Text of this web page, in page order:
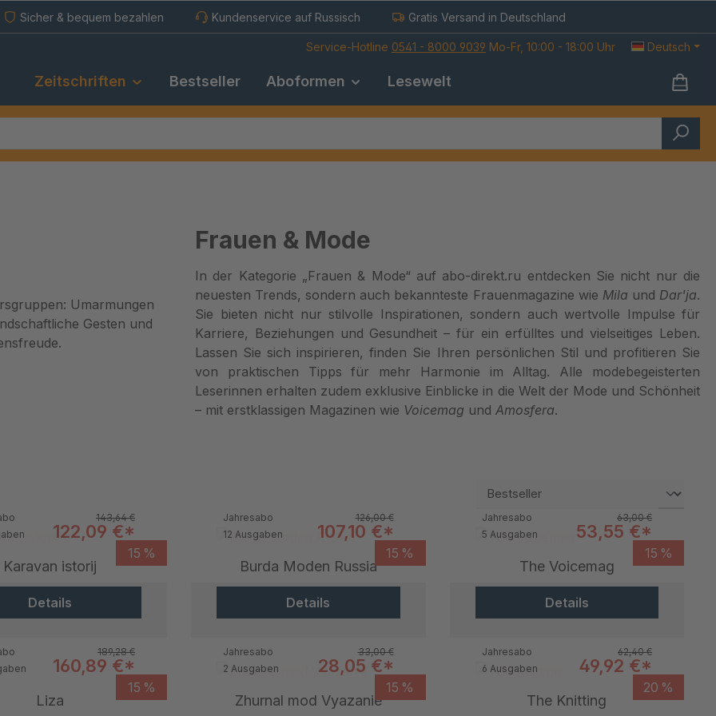
Sicher & bequem bezahlen Kundenservice auf Russisch Gratis Versand in Deutschland
Service-Hotline 0541 - 8000 9039 Mo-Fr, 10:00 - 18:00 Uhr Deutsch
Zeitschriften Bestseller Aboformen Lesewelt
Frauen & Mode
In der Kategorie „Frauen & Mode“ auf abo-direkt.ru entdecken Sie nicht nur die
neuesten Trends, sondern auch bekannteste Frauenmagazine wie Mila und Dar'ja.
Sie bieten nicht nur stilvolle Inspirationen, sondern auch wertvolle Impulse für
Karriere, Beziehungen und Gesundheit – für ein erfülltes und vielseitiges Leben.
Lassen Sie sich inspirieren, finden Sie Ihren persönlichen Stil und profitieren Sie
von praktischen Tipps für mehr Harmonie im Alltag. Alle modebegeisterten
Leserinnen erhalten zudem exklusive Einblicke in die Welt der Mode und Schönheit
– mit erstklassigen Magazinen wie Voicemag und Amosfera.
15 %
Regulärer Preis:
143,64 €
Verkaufspreis:
122,09 €*
Karavan istorij
Details
15 %
Jahresabo Regulärer Preis:
126,00 €
12 Ausgaben
Verkaufspreis:
107,10 €*
Burda Moden Russia
Details
15 %
Jahresabo Regulärer Preis:
63,00 €
5 Ausgaben
Verkaufspreis:
53,55 €*
The Voicemag
Details
15 %
Regulärer Preis:
189,28 €
Verkaufspreis:
160,89 €*
Liza
15 %
Jahresabo Regulärer Preis:
33,00 €
2 Ausgaben
Verkaufspreis:
28,05 €*
Zhurnal mod Vyazanie
20 %
Jahresabo Regulärer Preis:
62,40 €
6 Ausgaben
Verkaufspreis:
49,92 €*
The Knitting